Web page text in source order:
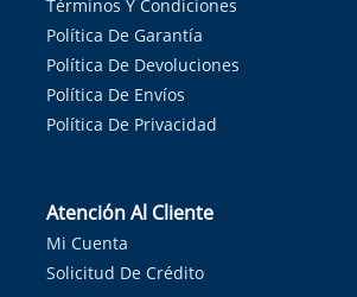
Términos Y Condiciones
Política De Garantía
Política De Devoluciones
Política De Envíos
Política De Privacidad
Atención Al Cliente
Mi Cuenta
Solicitud De Crédito